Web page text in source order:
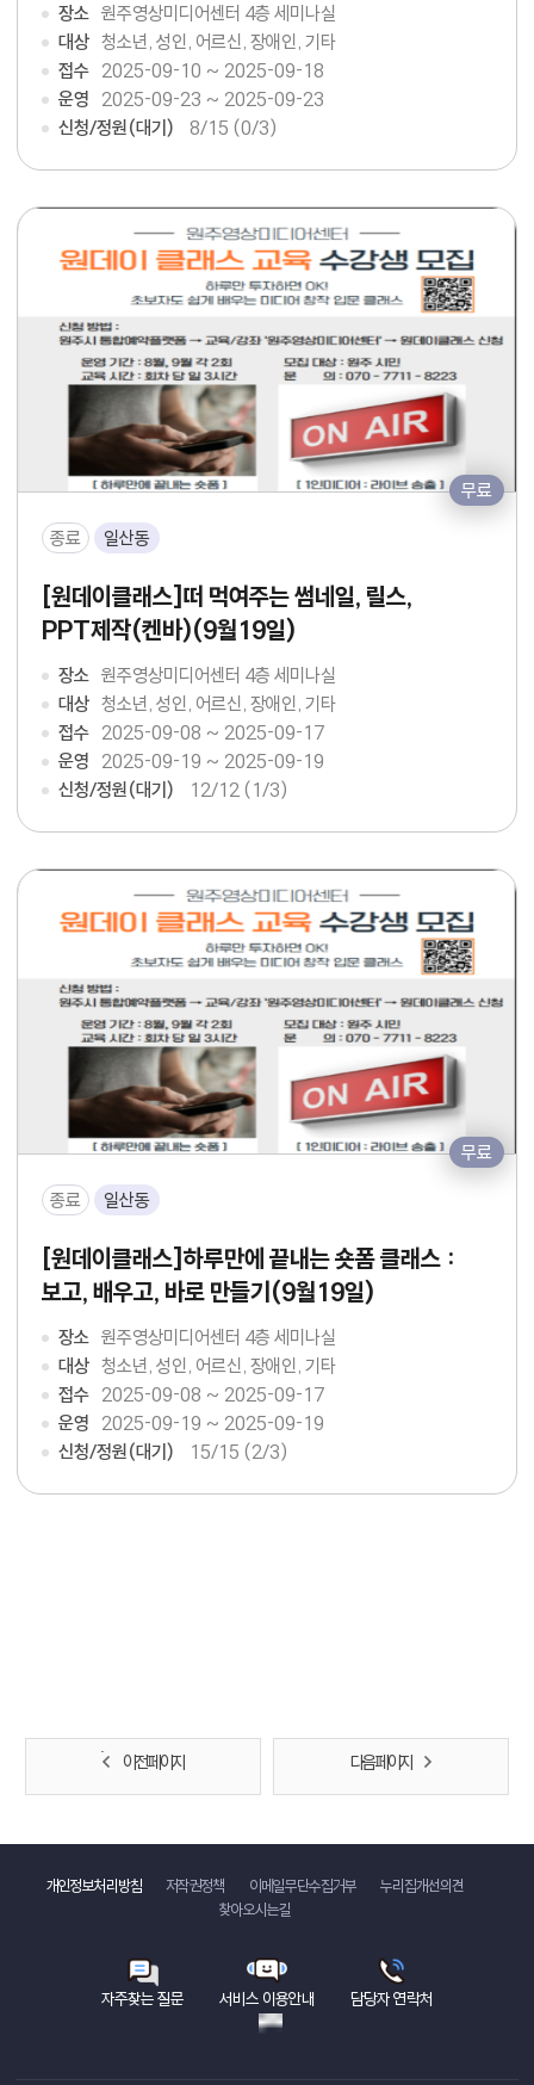
장소 원주영상미디어센터 4층 세미나실
대상 청소년, 성인, 어르신, 장애인, 기타
접수 2025-09-10 ~ 2025-09-18
운영 2025-09-23 ~ 2025-09-23
신청/정원(대기)
8/15 (0/3)
종료 일산동
무료
[원데이클래스]떠 먹여주는 썸네일, 릴스,
PPT제작(켄바)(9월19일)
장소 원주영상미디어센터 4층 세미나실
대상 청소년, 성인, 어르신, 장애인, 기타
접수 2025-09-08 ~ 2025-09-17
운영 2025-09-19 ~ 2025-09-19
신청/정원(대기)
12/12 (1/3)
종료 일산동
무료
[원데이클래스]하루만에 끝내는 숏폼 클래스 :
보고, 배우고, 바로 만들기(9월19일)
장소 원주영상미디어센터 4층 세미나실
대상 청소년, 성인, 어르신, 장애인, 기타
접수 2025-09-08 ~ 2025-09-17
운영 2025-09-19 ~ 2025-09-19
신청/정원(대기)
15/15 (2/3)
이전 페이지 다음 페이지
개인정보처리방침 저작권정책 이메일무단수집거부
누리집개선의견
찾아오시는길
자주찾는 질문 서비스 이용안내 담당자 연락처